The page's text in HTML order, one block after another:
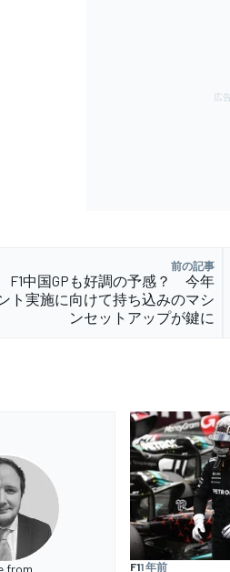
前の記事
F1中国GPも好調の予感？ 今年
ト実施に向けて持ち込みのマシ
ンセットアップが鍵に
F11 年前